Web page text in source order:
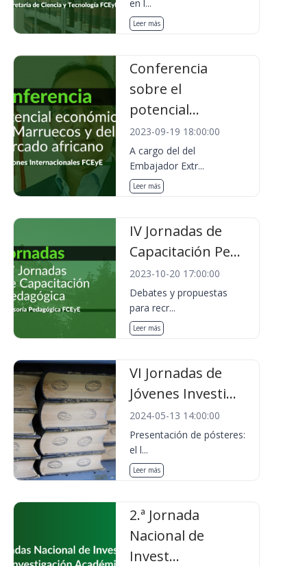
en l...
Leer más
Conferencia
sobre el
potencial...
2023-09-19 18:00:00
A cargo del del
Embajador Extr...
Leer más
IV Jornadas de
Capacitación Pe...
2023-10-20 17:00:00
Debates y propuestas
para recr...
Leer más
VI Jornadas de
Jóvenes Investi...
2024-05-13 14:00:00
Presentación de pósteres:
el l...
Leer más
2.ª Jornada
Nacional de
Invest...